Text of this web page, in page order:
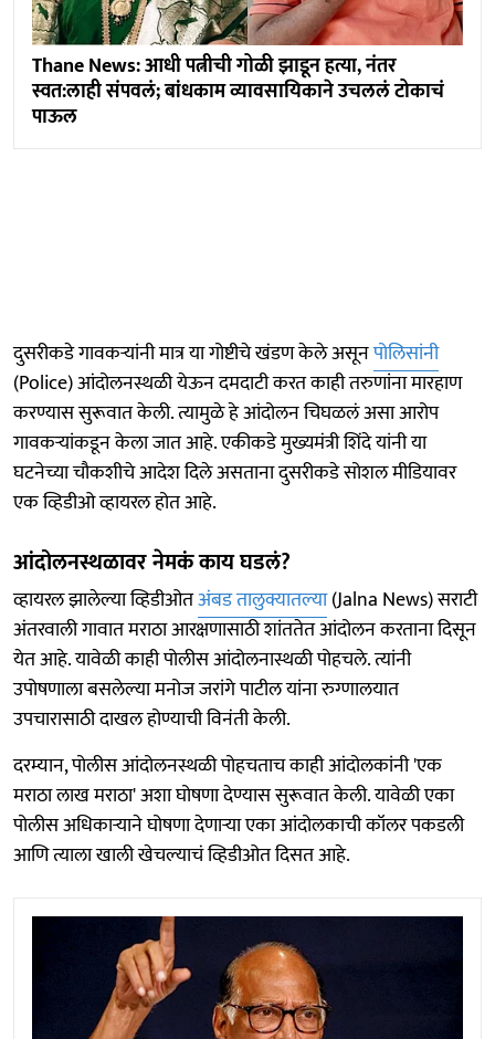
Thane News: आधी पत्नीची गोळी झाडून हत्या, नंतर
स्वत:लाही संपवलं; बांधकाम व्यावसायिकाने उचललं टोकाचं
पाऊल
दुसरीकडे गावकऱ्यांनी मात्र या गोष्टीचे खंडण केले असूनपोलिसांनी
(Police) आंदोलनस्थळी येऊन दमदाटी करत काही तरुणांना मारहाण
करण्यास सुरूवात केली. त्यामुळे हे आंदोलन चिघळलं असा आरोप
गावकऱ्यांकडून केला जात आहे. एकीकडे मुख्यमंत्री शिंदे यांनी या
घटनेच्या चौकशीचे आदेश दिले असताना दुसरीकडे सोशल मीडियावर
एक व्हिडीओ व्हायरल होत आहे.
आंदोलनस्थळावर नेमकं काय घडलं?
व्हायरल झालेल्या व्हिडीओतअंबड तालुक्यातल्या(Jalna News) सराटी
अंतरवाली गावात मराठा आरक्षणासाठी शांततेत आंदोलन करताना दिसून
येत आहे. यावेळी काही पोलीस आंदोलनास्थळी पोहचले. त्यांनी
उपोषणाला बसलेल्या मनोज जरांगे पाटील यांना रुग्णालयात
उपचारासाठी दाखल होण्याची विनंती केली.
दरम्यान, पोलीस आंदोलनस्थळी पोहचताच काही आंदोलकांनी 'एक
मराठा लाख मराठा' अशा घोषणा देण्यास सुरूवात केली. यावेळी एका
पोलीस अधिकाऱ्याने घोषणा देणाऱ्या एका आंदोलकाची कॉलर पकडली
आणि त्याला खाली खेचल्याचं व्हिडीओत दिसत आहे.